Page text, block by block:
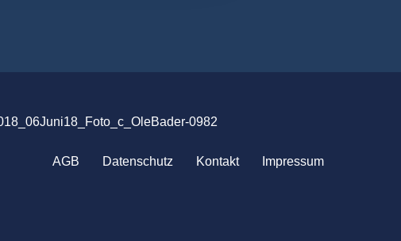
0982
AGB Datenschutz Kontakt Impressum